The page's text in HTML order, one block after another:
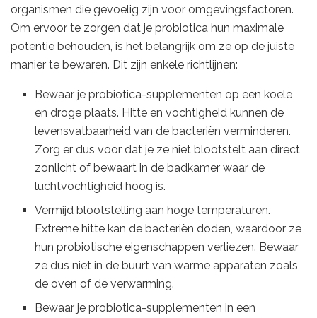
organismen die gevoelig zijn voor omgevingsfactoren.
Om ervoor te zorgen dat je probiotica hun maximale
potentie behouden, is het belangrijk om ze op de juiste
manier te bewaren. Dit zijn enkele richtlijnen:
Bewaar je probiotica-supplementen op een koele
en droge plaats. Hitte en vochtigheid kunnen de
levensvatbaarheid van de bacteriën verminderen.
Zorg er dus voor dat je ze niet blootstelt aan direct
zonlicht of bewaart in de badkamer waar de
luchtvochtigheid hoog is.
Vermijd blootstelling aan hoge temperaturen.
Extreme hitte kan de bacteriën doden, waardoor ze
hun probiotische eigenschappen verliezen. Bewaar
ze dus niet in de buurt van warme apparaten zoals
de oven of de verwarming.
Bewaar je probiotica-supplementen in een